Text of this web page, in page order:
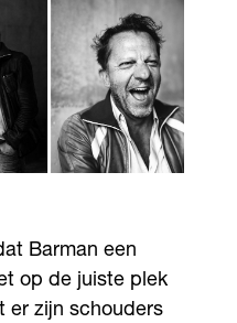
Barman een
op de juiste plek
er zijn schouders